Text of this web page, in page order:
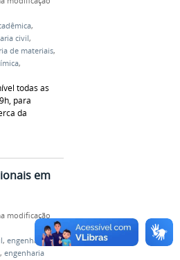
,
civil,
de materiais,
,
todas as
para
da
em
modificação
, engenharia de
, engenharia